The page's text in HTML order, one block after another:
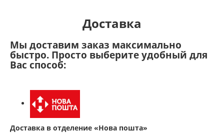
Доставка
Мы доставим заказ максимально
быстро. Просто выберите удобный для
Вас способ:
Доставка в отделение «Нова пошта»